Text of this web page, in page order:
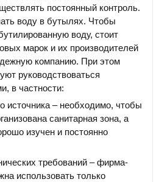
постоянный контроль.
воду в бутылях. Чтобы
воду, стоит
марок и их производителей
компанию. При этом
руководствоваться
в частности:
источника – необходимо, чтобы
санитарная зона, а
изучен и постоянно
требований – фирма-
использовать только